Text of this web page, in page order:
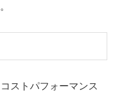
ストパフォーマンス